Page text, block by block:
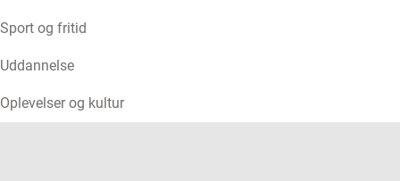
Sport og fritid
Uddannelse
Oplevelser og kultur